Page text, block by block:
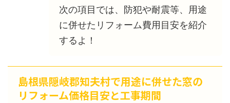
次の項目では、防犯や耐震等、用途
に併せたリフォーム費用目安を紹介
するよ！
島根県隠岐郡知夫村で用途に併せた窓の
リフォーム価格目安と工事期間